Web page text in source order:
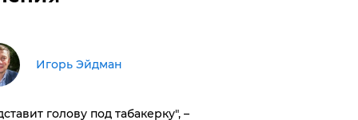
Игорь Эйдман
голову под табакерку", –